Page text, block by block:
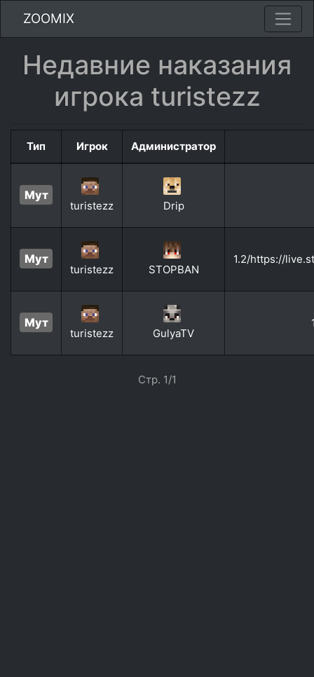
ZOOMIX
Недавние наказания
игрока turistezz
Тип Игрок Администратор
Мут
turistezz Drip
Мут
turistezz STOPBAN
1.2/https://
Мут
turistezz GulyaTV
Стр. 1/1